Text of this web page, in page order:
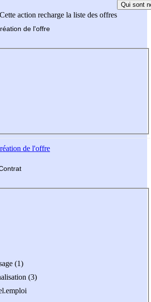
Cette action recharge la liste des offres
Qui sont
de l'offre
de l'offre
(1)
(3)